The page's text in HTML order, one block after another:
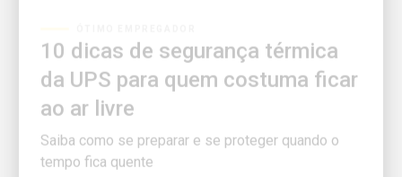
da UPS para quem costuma ficar
ao ar livre
Saiba como se preparar e se proteger quando o
tempo fica quente